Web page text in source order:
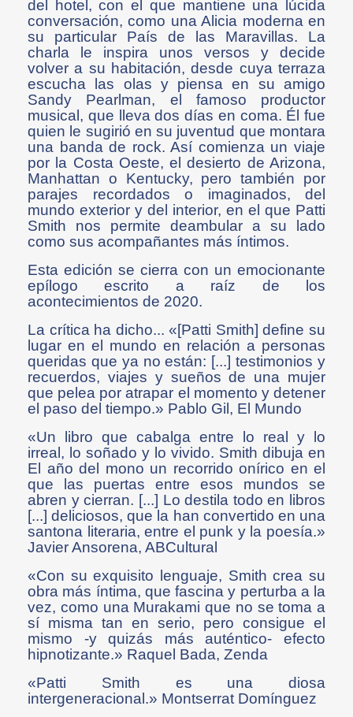
del hotel, con el que mantiene una lúcida
conversación, como una Alicia moderna en
su particular País de las Maravillas. La
charla le inspira unos versos y decide
volver a su habitación, desde cuya terraza
escucha las olas y piensa en su amigo
Sandy Pearlman, el famoso productor
musical, que lleva dos días en coma. Él fue
quien le sugirió en su juventud que montara
una banda de rock. Así comienza un viaje
por la Costa Oeste, el desierto de Arizona,
Manhattan o Kentucky, pero también por
parajes recordados o imaginados, del
mundo exterior y del interior, en el que Patti
Smith nos permite deambular a su lado
como sus acompañantes más íntimos.
Esta edición se cierra con un emocionante
epílogo escrito a raíz de los
acontecimientos de 2020.
La crítica ha dicho... «[Patti Smith] define su
lugar en el mundo en relación a personas
queridas que ya no están: [...] testimonios y
recuerdos, viajes y sueños de una mujer
que pelea por atrapar el momento y detener
el paso del tiempo.» Pablo Gil, El Mundo
«Un libro que cabalga entre lo real y lo
irreal, lo soñado y lo vivido. Smith dibuja en
El año del mono un recorrido onírico en el
que las puertas entre esos mundos se
abren y cierran. [...] Lo destila todo en libros
[...] deliciosos, que la han convertido en una
santona literaria, entre el punk y la poesía.»
Javier Ansorena, ABCultural
«Con su exquisito lenguaje, Smith crea su
obra más íntima, que fascina y perturba a la
vez, como una Murakami que no se toma a
sí misma tan en serio, pero consigue el
mismo -y quizás más auténtico- efecto
hipnotizante.» Raquel Bada, Zenda
«Patti Smith es una diosa
intergeneracional.» Montserrat Domínguez